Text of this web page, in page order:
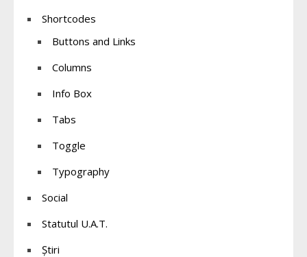
Shortcodes
Buttons and Links
Columns
Info Box
Tabs
Toggle
Typography
Social
Statutul U.A.T.
Știri